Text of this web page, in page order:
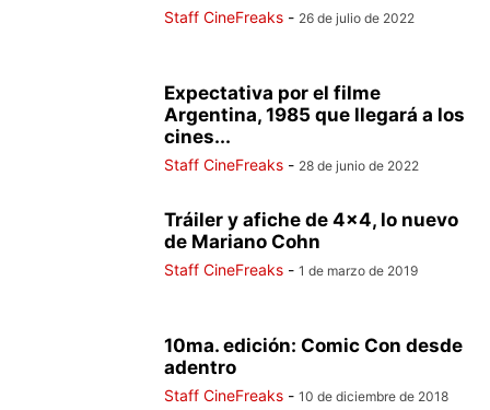
Staff CineFreaks - 26 de julio de 2022
Expectativa por el filme
Argentina, 1985 que llegará a los
cines...
Staff CineFreaks - 28 de junio de 2022
Tráiler y afiche de 4×4, lo nuevo
de Mariano Cohn
Staff CineFreaks - 1 de marzo de 2019
10ma. edición: Comic Con desde
adentro
Staff CineFreaks - 10 de diciembre de 2018